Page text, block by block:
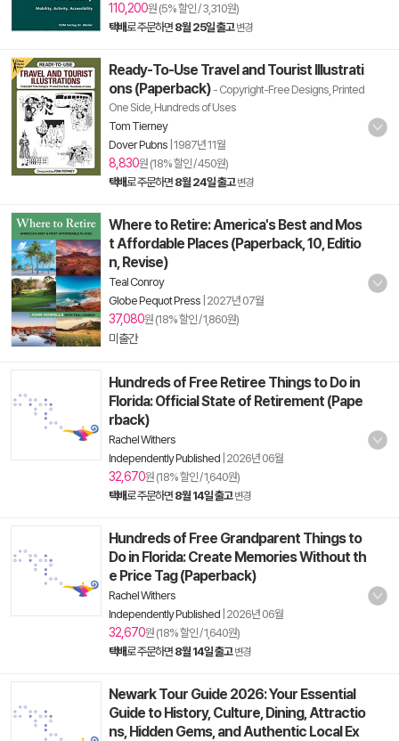
110,200원 (5% 할인 / 3,310원)
택배로 주문하면 8월 25일 출고 변경
Ready-To-Use Travel and Tourist Illustrati
ons (Paperback) - Copyright-Free Designs, Printed
One Side, Hundreds of Uses
Tom Tierney
Dover Pubns 1987년 11월
8,830원 (18% 할인 / 450원)
택배로 주문하면 8월 24일 출고 변경
Where to Retire: America's Best and Mos
t Affordable Places (Paperback, 10, Editio
n, Revise)
Teal Conroy
Globe Pequot Press 2027년 07월
37,080원 (18% 할인 / 1,860원)
미출간
Hundreds of Free Retiree Things to Do in
Florida: Official State of Retirement (Pape
rback)
Rachel Withers
Independently Published 2026년 06월
32,670원 (18% 할인 / 1,640원)
택배로 주문하면 8월 14일 출고 변경
Hundreds of Free Grandparent Things to
Do in Florida: Create Memories Without th
e Price Tag (Paperback)
Rachel Withers
Independently Published 2026년 06월
32,670원 (18% 할인 / 1,640원)
택배로 주문하면 8월 14일 출고 변경
Newark Tour Guide 2026: Your Essential
Guide to History, Culture, Dining, Attractio
ns, Hidden Gems, and Authentic Local Ex